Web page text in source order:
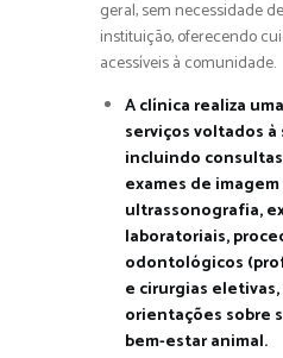
geral, sem necessidade
instituição, oferecendo
acessíveis à comunidade.
A clínica realiza
serviços voltados
incluindo
exames de
ultrassonografia,
laboratoriais,
odontológicos
e cirurgias
orientações sobre
bem-estar animal.